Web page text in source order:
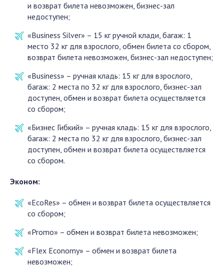
и возврат билета невозможен, бизнес-зал
недоступен;
«Business Silver» – 15 кг ручной клади, багаж: 1
место 32 кг для взрослого, обмен билета со сбором,
возврат билета невозможен, бизнес-зал недоступен;
«Business» – ручная кладь: 15 кг для взрослого,
багаж: 2 места по 32 кг для взрослого, бизнес-зал
доступен, обмен и возврат билета осуществляется
со сбором;
«Бизнес Гибкий» – ручная кладь: 15 кг для взрослого,
багаж: 2 места по 32 кг для взрослого, бизнес-зал
доступен, обмен и возврат билета осуществляется
со сбором.
Эконом:
«EcoRes» – обмен и возврат билета осуществляется
со сбором;
«Promo» – обмен и возврат билета невозможен;
«Flex Economy» – обмен и возврат билета
невозможен;